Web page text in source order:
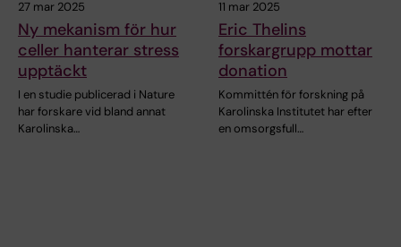
27 mar 2025
Ny mekanism för hur
celler hanterar stress
upptäckt
I en studie publicerad i Nature
har forskare vid bland annat
Karolinska…
11 mar 2025
Eric Thelins
forskargrupp mottar
donation
Kommittén för forskning på
Karolinska Institutet har efter
en omsorgsfull…